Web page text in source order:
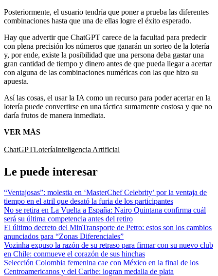
Posteriormente, el usuario tendría que poner a prueba las diferentes
combinaciones hasta que una de ellas logre el éxito esperado.
Hay que advertir que ChatGPT carece de la facultad para predecir
con plena precisión los números que ganarán un sorteo de la lotería
y, por ende, existe la posibilidad que una persona deba gastar una
gran cantidad de tiempo y dinero antes de que pueda llegar a acertar
con alguna de las combinaciones numéricas con las que hizo su
apuesta.
Así las cosas, el usar la IA como un recurso para poder acertar en la
lotería puede convertirse en una táctica sumamente costosa y que no
daría frutos de manera inmediata.
VER MÁS
ChatGPTLoteríaInteligencia Artificial
Le puede interesar
“Ventajosas”: molestia en ‘MasterChef Celebrity’ por la ventaja de
tiempo en el atril que desató la furia de los participantes
No se retira en La Vuelta a España: Nairo Quintana confirma cuál
será su última competencia antes del retiro
El último decreto del MinTransporte de Petro: estos son los cambios
anunciados para “Zonas Diferenciales”
Vozinha expuso la razón de su retraso para firmar con su nuevo club
en Chile: conmueve el corazón de sus hinchas
Selección Colombia femenina cae con México en la final de los
Centroamericanos y del Caribe: logran medalla de plata